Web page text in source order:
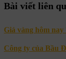
Bài viết liên
Giá vàng hôm
Công ty của Bầu